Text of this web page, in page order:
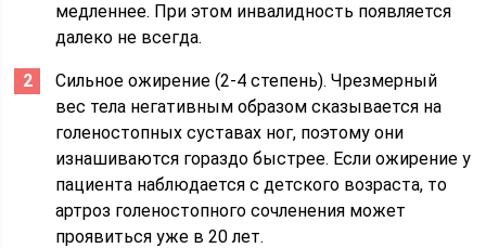
медленнее. При этом инвалидность появляется
далеко не всегда.
Сильное ожирение (2-4 степень). Чрезмерный
вес тела негативным образом сказывается на
голеностопных суставах ног, поэтому они
изнашиваются гораздо быстрее. Если ожирение у
пациента наблюдается с детского возраста, то
артроз голеностопного сочленения может
проявиться уже в 20 лет.